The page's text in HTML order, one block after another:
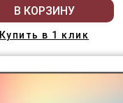
В КОРЗИНУ
Купить в 1 клик